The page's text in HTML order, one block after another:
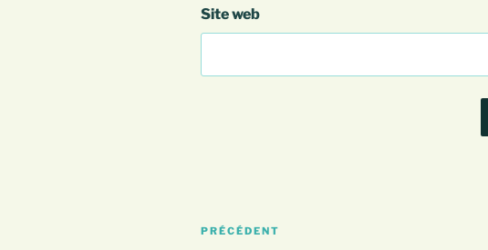
Site web
Navigation
Article
PRÉCÉDENT